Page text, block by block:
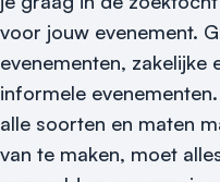
Vraag locatie aan
voor jouw evenement.
evenementen, zakelijke
informele
alle soorten en maten
van te maken, moet